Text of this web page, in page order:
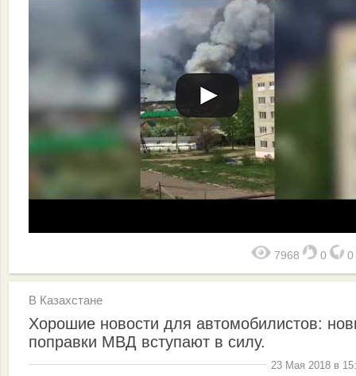
7968 0 0
В Казахстане
Хорошие новости для автомобилистов:
поправки МВД вступают в силу.
23 Мая 2018 в